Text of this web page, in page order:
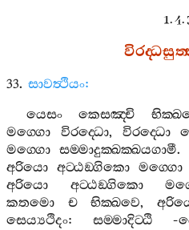
1. 4.
33. සාවත්‍ථියං:
යෙසං
කෙසඤ‍්චි
මග‍්ගො
විරද‍්ධො, විරද‍්ධො
මග‍්ගො සම‍්මාදුක‍්ඛක‍්ඛයගාමී.
අරියො අට‍්ඨඞ‍්ගිකො මග‍්ගො
අරියො
අට‍්ඨඞ‍්ගිකො
කතමො
ච භික‍්ඛවෙ,
සෙය්‍යථිදං: සම‍්මාදිට‍්ඨි -